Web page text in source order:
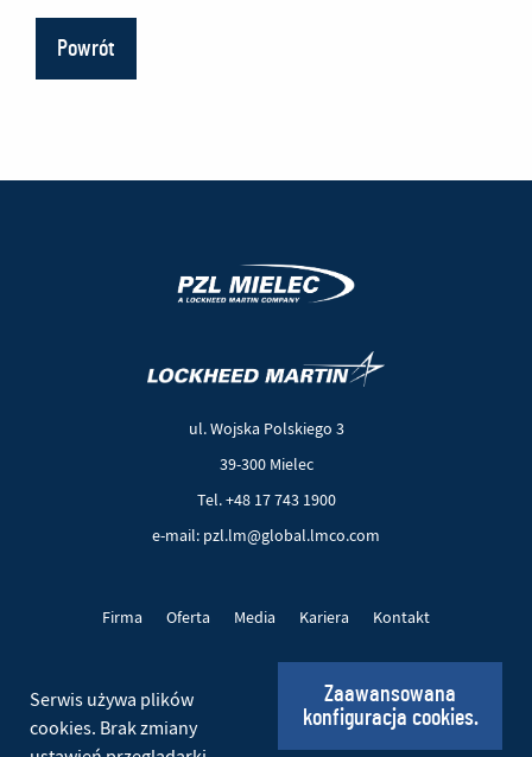
Powrót
ul. Wojska Polskiego 3
39-300 Mielec
Tel. +48 17 743 1900
e-mail: pzl.lm@global.lmco.com
Firma Oferta Media Kariera Kontakt
Social
Serwis używa plików
cookies. Brak zmiany
Zaawansowana
konfiguracja cookies.